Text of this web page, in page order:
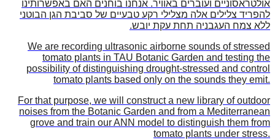
אולטראסוניים ועוברים באוויר. אנחנו בוחנים האם באפשרותינו
להפריד צלילים אלה מצלילי רקע טבעיים של סביבת הגן הבוטני
ללא צמח העגבניה תחת עקת יובש.
We are recording ultrasonic airborne sounds of stressed
tomato plants in TAU Botanic Garden and testing the
possibility of distinguishing drought-stressed and control
tomato plants based only on the sounds they emit.
For that purpose, we will construct a new library of outdoor
noises from the Botanic Garden and from a Mediterranean
grove and train our ANN model to distinguish them from
tomato plants under stress.